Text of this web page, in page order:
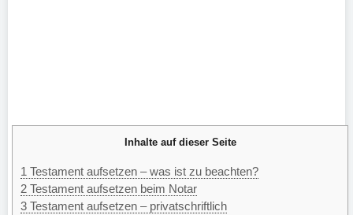
Inhalte auf dieser Seite
1 Testament aufsetzen – was ist zu beachten?
2 Testament aufsetzen beim Notar
3 Testament aufsetzen – privatschriftlich